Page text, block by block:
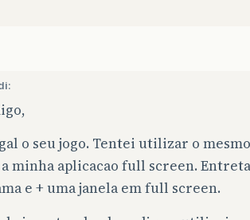
o seu jogo. Tentei utilizar o
minha aplicacao full screen.
e + uma janela em full screen.